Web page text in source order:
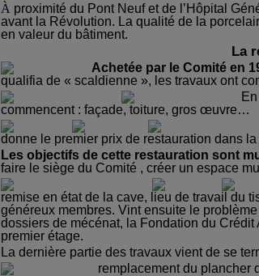
À proximité du Pont Neuf et de l’Hôpital
avant la Révolution. La qualité de la
en valeur du bâtiment.
La
Achetée par le Comité en
qualifia de « scaldienne », les travaux ont
commencent : façade, toiture, gros œuvre…
donne le premier prix de restauration dans
Les objectifs de cette restauration sont
faire le siège du Comité , créer un espace
remise en état de la cave, lieu de travail du
généreux membres. Vint ensuite le
dossiers de mécénat, la Fondation du
premier étage.
La dernière partie des travaux vient de se
remplacement du plancher